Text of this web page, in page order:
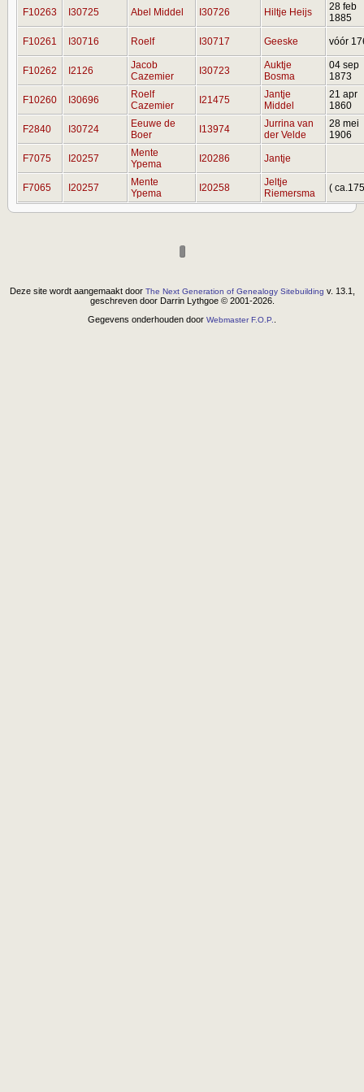
F10263 I30725 Abel Middel I30726 Hiltje Heijs
28 feb
1885
F10261 I30716 Roelf I30717 Geeske vóór
F10262 I2126
Jacob
Cazemier
I30723
Auktje
Bosma
04 sep
1873
F10260 I30696
Roelf
Cazemier
I21475
Jantje
Middel
21 apr
1860
F2840 I30724
Eeuwe de
Boer
I13974
Jurrina van
der Velde
28 mei
1906
F7075 I20257
Mente
Ypema
I20286 Jantje
F7065 I20257
Mente
Ypema
I20258
Jeltje
Riemersma
(
Deze site wordt aangemaakt door The Next Generation of Genealogy Sitebuilding v. 13.1,
geschreven door Darrin Lythgoe © 2001-2026.
Gegevens onderhouden door Webmaster F.O.P.